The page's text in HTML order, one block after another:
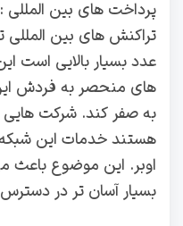
پرداخت های بین المللی
عدد بسیار بالایی است
های منحصر به فردش
به صفر کند. شرکت
هستند خدمات این شبکه
اوبر. این موضوع باعث
بسیار آسان تر در